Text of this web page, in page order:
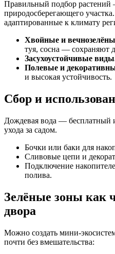
Правильный подбор
природосберегающего
адаптированные к климату
Хвойные и
туя, сосна — сохраняют
Засухоустойчивые
Полевые и
и высокая устойчивость.
Сбор и
Дождевая вода — бесплатный
ухода за садом.
Бочки или баки для
Сливовые цепи и
Подключение
полива.
Зелёные зоны как
двора
Можно создать мини-
почти без вмешательства: